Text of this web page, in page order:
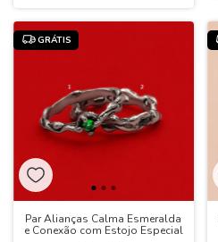
GRÁTIS
Par Alianças Calma Esmeralda
e Conexão com Estojo Especial